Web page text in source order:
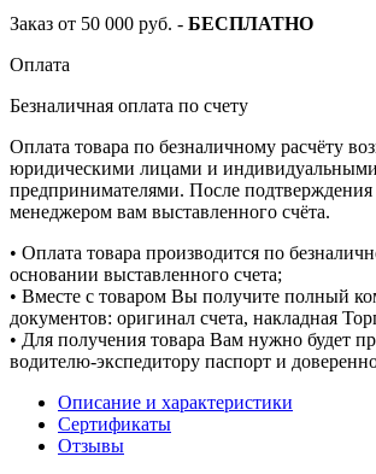
Заказ от 50 000 руб. - БЕСПЛАТНО
Оплата
Безналичная оплата по счету
Оплата товара по безналичному расчёту
юридическими лицами и индивидуальными
предпринимателями. После подтверждения
менеджером вам выставленного счёта.
• Оплата товара производится по
основании выставленного счета;
• Вместе с товаром Вы получите полный
документов: оригинал счета, накладная
• Для получения товара Вам нужно будет
водителю-экспедитору паспорт и
Описание и характеристики
Сертификаты
Отзывы